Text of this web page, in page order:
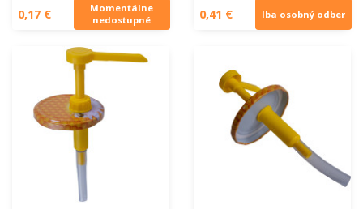
0,17 €
Momentálne
nedostupné
0,41 € Iba osobný odber